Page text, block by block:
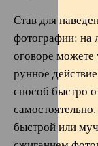
Став для
фотографии: на
оговоре можете
рунное
способ быстро
быстрой или